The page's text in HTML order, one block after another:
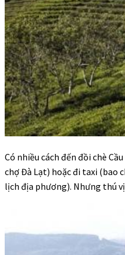
Có nhiều cách đến đồi chè
chợ Đà Lạt) hoặc đi taxi (bao
lịch địa phương). Nhưng thú